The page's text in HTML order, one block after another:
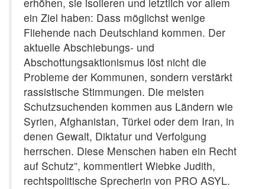
ein Ziel haben: Dass möglichst wenige
Fliehende nach Deutschland kommen. Der
aktuelle Abschiebungs- und
Abschottungsaktionismus löst nicht die
Probleme der Kommunen, sondern verstärkt
rassistische Stimmungen. Die meisten
Schutzsuchenden kommen aus Ländern wie
Syrien, Afghanistan, Türkei oder dem Iran, in
denen Gewalt, Diktatur und Verfolgung
herrschen. Diese Menschen haben ein Recht
auf Schutz”, kommentiert Wiebke Judith,
rechtspolitische Sprecherin von PRO ASYL.